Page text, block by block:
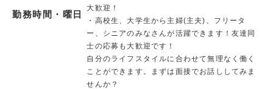
勤務時間・曜日
大歓迎！
・高校生、大学生から主婦(主夫)、フリータ
ー、シニアのみなさんが活躍できます！友達同
士の応募も大歓迎です！
自分のライフスタイルに合わせて無理なく働く
ことができます。まずは面接でお話ししてみま
せんか？